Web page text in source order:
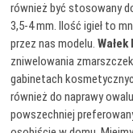
również być stosowany
3,5-4 mm. Ilość igieł to
przez nas modelu.
zniwelowania
gabinetach
również do naprawy
powszechniej